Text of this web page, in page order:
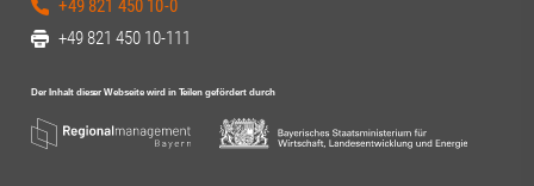
+49 821 450 10-0
+49 821 450 10-111